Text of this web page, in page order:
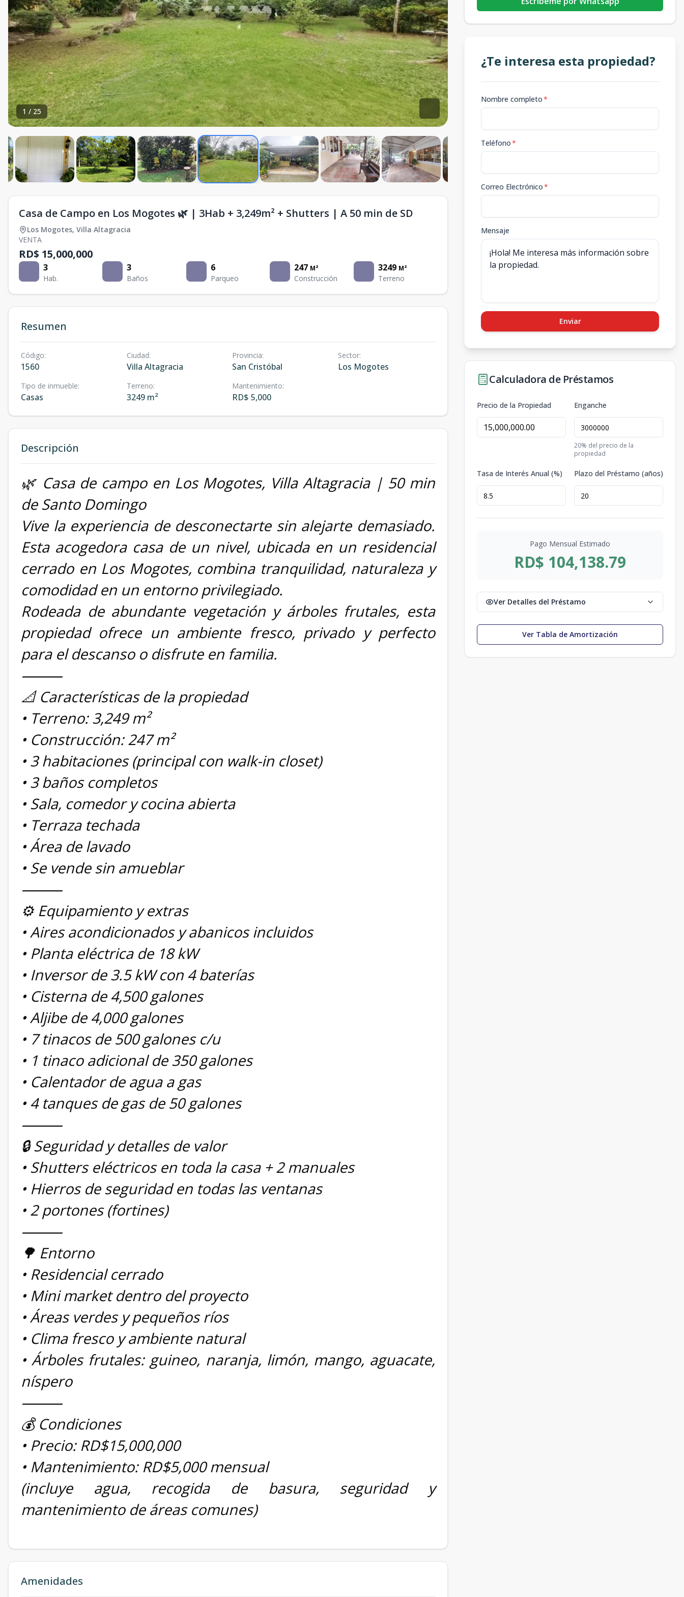
1 / 25
Casa de Campo en Los Mogotes 🌿 | 3Hab + 3,249m² + Shutters | A 50 min de SD
Los Mogotes, Villa Altagracia
VENTA
RD$ 15,000,000
3
Hab.
3
Baños
6
Parqueo
247 M²
Construcción
3249 M²
Terreno
Resumen
Código:
1560
Ciudad:
Villa Altagracia
Provincia:
San Cristóbal
Sector:
Los Mogotes
Tipo de inmueble:
Casas
Terreno:
3249 m²
Mantenimiento:
RD$ 5,000
Descripción
🌿 Casa de campo en Los Mogotes, Villa Altagracia | 50 min
de Santo Domingo
Vive la experiencia de desconectarte sin alejarte demasiado.
Esta acogedora casa de un nivel, ubicada en un residencial
cerrado en Los Mogotes, combina tranquilidad, naturaleza y
comodidad en un entorno privilegiado.
Rodeada de abundante vegetación y árboles frutales, esta
propiedad ofrece un ambiente fresco, privado y perfecto
para el descanso o disfrute en familia.
⸻
📐 Características de la propiedad
• Terreno: 3,249 m²
• Construcción: 247 m²
• 3 habitaciones (principal con walk-in closet)
• 3 baños completos
• Sala, comedor y cocina abierta
• Terraza techada
• Área de lavado
• Se vende sin amueblar
⸻
⚙️ Equipamiento y extras
• Aires acondicionados y abanicos incluidos
• Planta eléctrica de 18 kW
• Inversor de 3.5 kW con 4 baterías
• Cisterna de 4,500 galones
• Aljibe de 4,000 galones
• 7 tinacos de 500 galones c/u
• 1 tinaco adicional de 350 galones
• Calentador de agua a gas
• 4 tanques de gas de 50 galones
⸻
🔒 Seguridad y detalles de valor
• Shutters eléctricos en toda la casa + 2 manuales
• Hierros de seguridad en todas las ventanas
• 2 portones (fortines)
⸻
🌳 Entorno
• Residencial cerrado
• Mini market dentro del proyecto
• Áreas verdes y pequeños ríos
• Clima fresco y ambiente natural
• Árboles frutales: guineo, naranja, limón, mango, aguacate,
níspero
⸻
💰 Condiciones
• Precio: RD$15,000,000
• Mantenimiento: RD$5,000 mensual
(incluye agua, recogida de basura, seguridad y
mantenimiento de áreas comunes)
Amenidades
¿Te interesa esta propiedad?
Nombre completo*
Teléfono*
Correo Electrónico*
Mensaje
Enviar
Calculadora de Préstamos
Precio de la Propiedad Enganche
20% del precio de la
propiedad
Tasa de Interés Anual (%) Plazo del Préstamo (años)
Pago Mensual Estimado
RD$ 104,138.79
Ver Detalles del Préstamo
Ver Tabla de Amortización